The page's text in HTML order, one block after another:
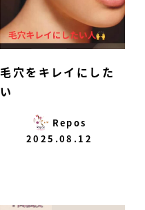
毛穴をキレイにした
い
Repos
2025.08.12